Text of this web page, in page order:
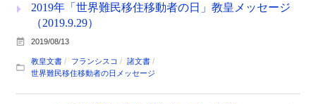
2019年「世界難民移住移動者の日」教皇メッセージ
（2019.9.29）
2019/08/13
教皇文書 フランシスコ
諸文書
世界難民移住移動者の日メッセージ